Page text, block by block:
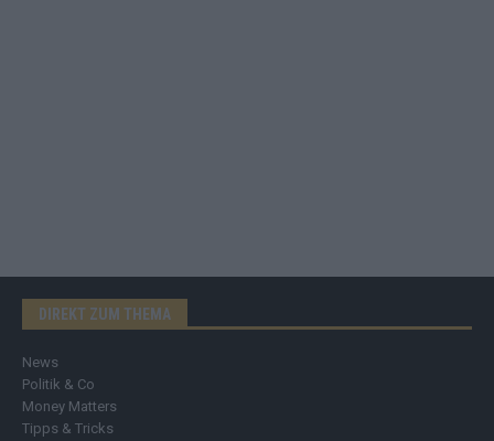
DIREKT ZUM THEMA
News
Politik & Co
Money Matters
Tipps & Tricks